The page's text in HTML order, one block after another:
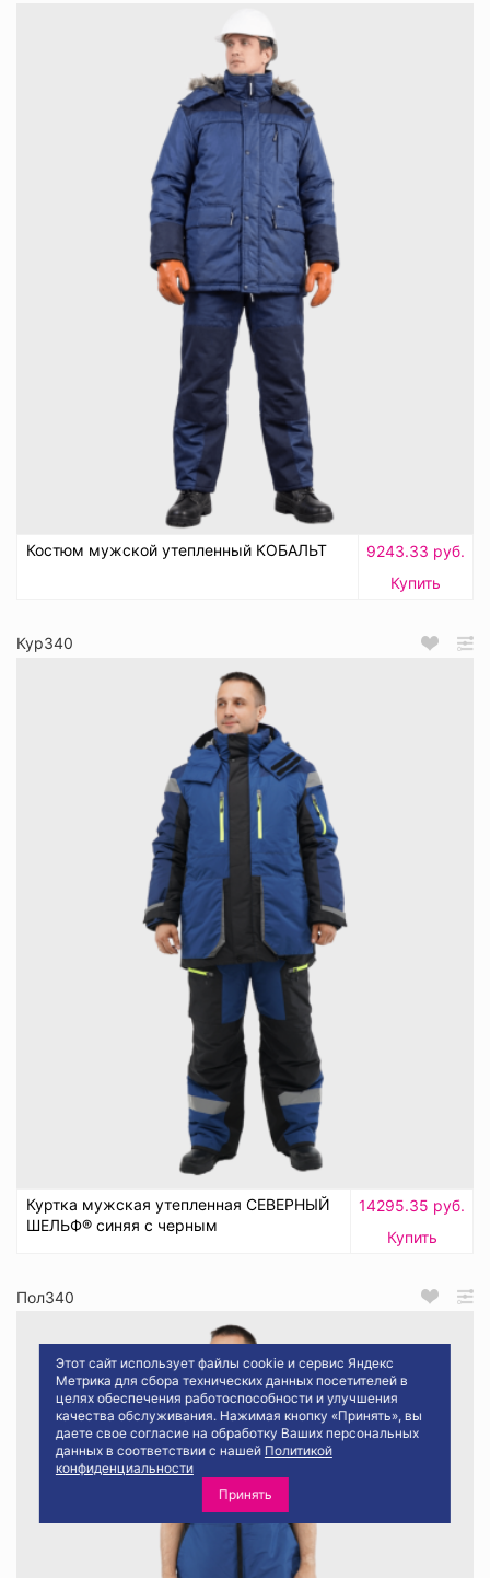
Этот сайт использует файлы cookie и сервис Яндекс
Метрика для сбора технических данных посетителей в
целях обеспечения работоспособности и улучшения
качества обслуживания. Нажимая кнопку «Принять», вы
даете свое согласие на обработку Ваших персональных
данных в соответствии с нашей Политикой
конфиденциальности
Принять
Костюм мужской утепленный КОБАЛЬТ
9243.33 руб.
Купить
Кур340
Куртка мужская утепленная СЕВЕРНЫЙ
ШЕЛЬФ® синяя с черным
14295.35 руб.
Купить
Пол340